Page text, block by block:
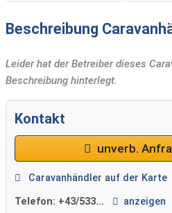
Beschreibung
Leider hat der Betreiber dieses
Beschreibung hinterlegt.
Kontakt
unverb.
Caravanhändler auf der Karte
Telefon: +43/533... anzeigen